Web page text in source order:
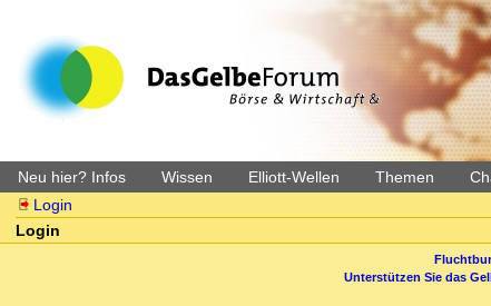
Neu hier? Infos Wissen Elliott-Wellen Themen
Login
Login
Unterstützen Sie das